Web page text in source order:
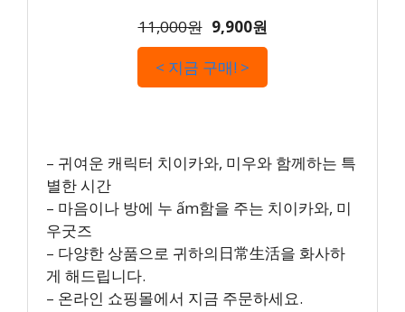
11,000원 9,900원
< 지금 구매! >
– 귀여운 캐릭터 치이카와, 미우와 함께하는 특
별한 시간
– 마음이나 방에 누 ấm함을 주는 치이카와, 미
우굿즈
– 다양한 상품으로 귀하의日常生活을 화사하
게 해드립니다.
– 온라인 쇼핑몰에서 지금 주문하세요.